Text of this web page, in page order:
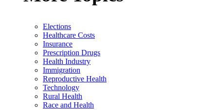
Elections
Healthcare Costs
Insurance
Prescription Drugs
Health Industry
Immigration
Reproductive Health
Technology
Rural Health
Race and Health